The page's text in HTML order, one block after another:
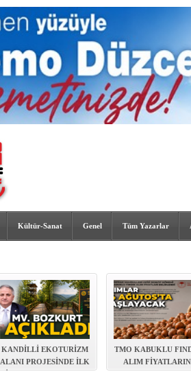
Kültür-Sanat Genel Tüm Yazarlar
KANDİLLİ EKOTURİZM
ALANI PROJESİNDE İLK
TMO KABUKLU
ALIM